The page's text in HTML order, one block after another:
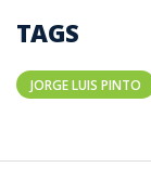
TAGS
JORGE LUIS PINTO